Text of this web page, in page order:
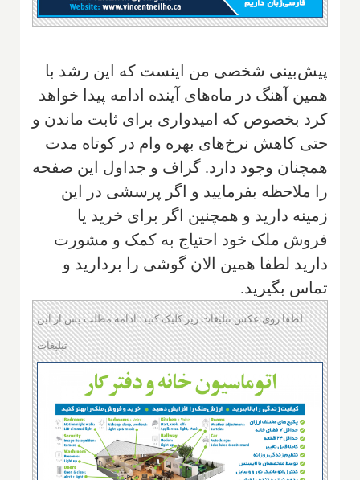
پيش‌بينى شخصى من اينست که اين رشد با
همين آهنگ در ماه‌هاى آينده ادامه پيدا خواهد
کرد بخصوص که اميدوارى براى ثابت ماندن و
حتى کاهش نرخ‌هاى بهره وام در کوتاه مدت
همچنان وجود دارد. گراف و جداول اين صفحه
را ملاحظه بفرماييد و اگر پرسشى در اين
زمينه داريد و همچنين اگر براى خريد يا
فروش ملک خود احتياج به کمک و مشورت
داريد لطفا همين الان گوشى را برداريد و
تماس بگيريد.
لطفا روی عکس تبلیغات زیر کلیک کنید؛ ادامه مطلب پس از این
تبلیغات